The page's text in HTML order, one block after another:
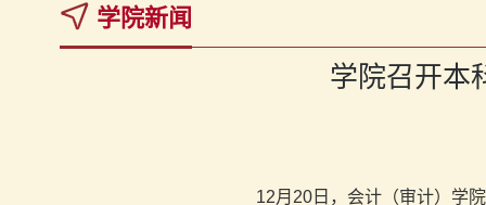
学院新闻
学院召开本
12月20日，会计（审计）学